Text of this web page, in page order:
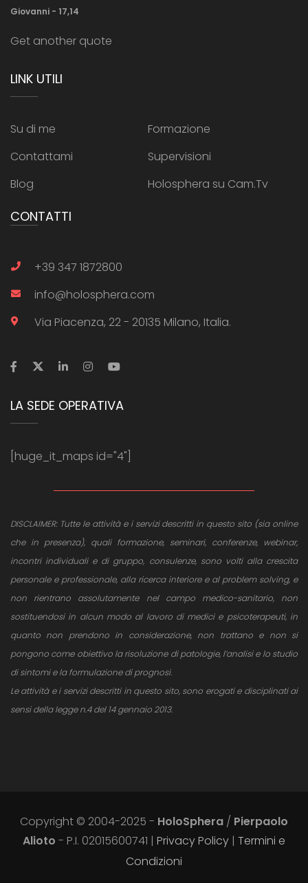
Giovanni - 17,14
Get another quote
LINK UTILI
Su di me
Formazione
Contattami
Supervisioni
Blog
Holosphera su Cam.Tv
CONTATTI
+39 347 1872800
info@holosphera.com
Via Piacenza, 22 - 20135 Milano, Italia.
LA SEDE OPERATIVA
[huge_it_maps id="4"]
DISCLAIMER: Tutte le attività e i servizi descritti in questo sito (sia online
che in presenza), quali formazione, seminari, conferenze, webinar,
incontri individuali e di gruppo, consulenze, sono volti alla crescita
personale e professionale, alla ricerca interiore e al problem solving, e
non rientrano assolutamente nel campo medico-sanitario, non
sostituendosi in alcun modo al lavoro di medici e psicoterapeuti, in
quanto non prendono in considerazione, non trattano e non si
pongono come obiettivo la risoluzione di patologie, l’analisi e lo studio
di sintomi e la formulazione di prognosi.
Le attività e i servizi descritti in questo sito, sono erogati e disciplinati ai
sensi della legge n.4 del 14 gennaio 2013.
Copyright © 2004-2025 - HoloSphera / Pierpaolo
Alioto - P.I. 02015600741 | Privacy Policy | Termini e
Condizioni